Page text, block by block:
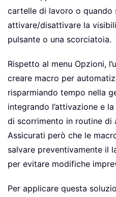
cartelle di lavoro o quando
attivare/disattivare la
pulsante o una scorciatoia.
Rispetto al menu Opzioni,
creare macro per
risparmiando tempo nella
integrando l’attivazione e
di scorrimento in routine di
Assicurati però che le
salvare preventivamente il
per evitare modifiche
Per applicare questa